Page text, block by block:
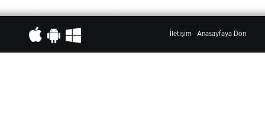
İletişim Anasayfaya Dön